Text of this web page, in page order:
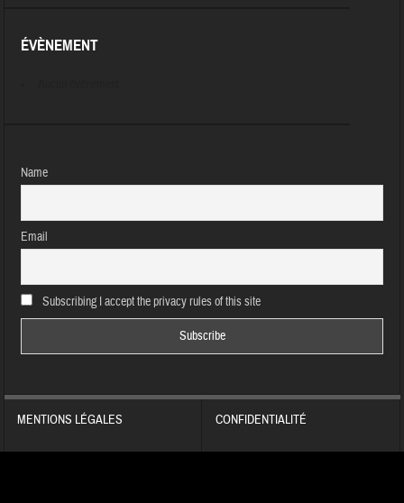
ÉVÈNEMENT
Name
Email
Subscribing I accept the privacy rules of this site
MENTIONS LÉGALES CONFIDENTIALITÉ